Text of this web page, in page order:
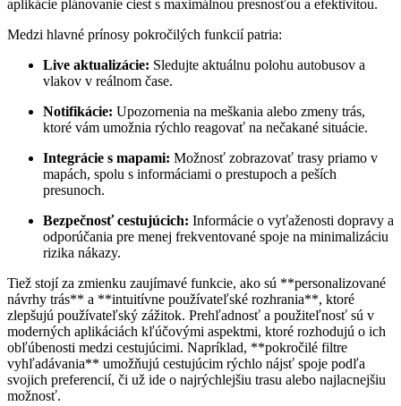
aplikácie plánovanie ciest s maximálnou presnosťou a efektivitou.
Medzi hlavné prínosy pokročilých funkcií patria:
Live aktualizácie: Sledujte aktuálnu polohu autobusov a
vlakov v reálnom čase.
Notifikácie: Upozornenia na meškania alebo zmeny trás,
ktoré vám umožnia rýchlo reagovať na nečakané situácie.
Integrácie s mapami: Možnosť zobrazovať trasy priamo v
mapách, spolu s informáciami o prestupoch a peších
presunoch.
Bezpečnosť cestujúcich: Informácie o vyťaženosti dopravy a
odporúčania pre menej frekventované spoje na minimalizáciu
rizika nákazy.
Tiež stojí za zmienku zaujímavé funkcie, ako sú **personalizované
návrhy trás** a **intuitívne používateľské rozhrania**, ktoré
zlepšujú používateľský zážitok. Prehľadnosť a použiteľnosť sú v
moderných aplikáciách kľúčovými aspektmi, ktoré rozhodujú o ich
obľúbenosti medzi cestujúcimi. Napríklad, **pokročilé filtre
vyhľadávania** umožňujú cestujúcim rýchlo nájsť spoje podľa
svojich preferencií, či už ide o najrýchlejšiu trasu alebo najlacnejšiu
možnosť.